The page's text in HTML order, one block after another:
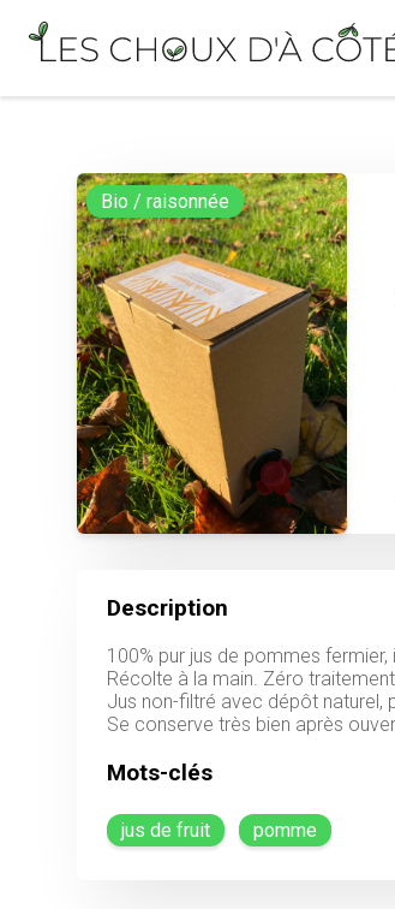
Bio / raisonnée
Description
100% pur jus de pommes
Récolte à la main. Zéro
Jus non-filtré avec dépôt naturel,
Se conserve très bien après
Mots-clés
jus de fruit pomme